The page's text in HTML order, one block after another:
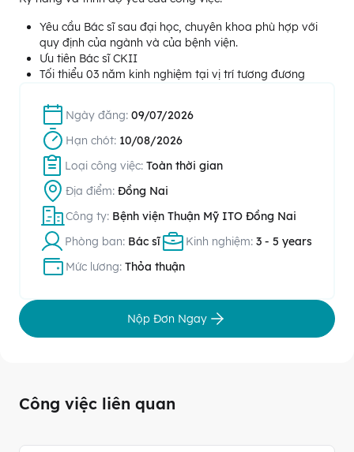
Yêu cầu Bác sĩ sau đại học, chuyên khoa phù hợp với
quy định của ngành và của bệnh viện.
Ưu tiên Bác sĩ CKII
Tối thiểu 03 năm kinh nghiệm tại vị trí tương đương
Ngày đăng: 09/07/2026
Hạn chót: 10/08/2026
Loại công việc: Toàn thời gian
Địa điểm: Đồng Nai
Công ty: Bệnh viện Thuận Mỹ ITO Đồng Nai
Phòng ban: Bác sĩ Kinh nghiệm: 3 - 5 years
Mức lương: Thỏa thuận
Nộp Đơn Ngay
Công việc liên quan